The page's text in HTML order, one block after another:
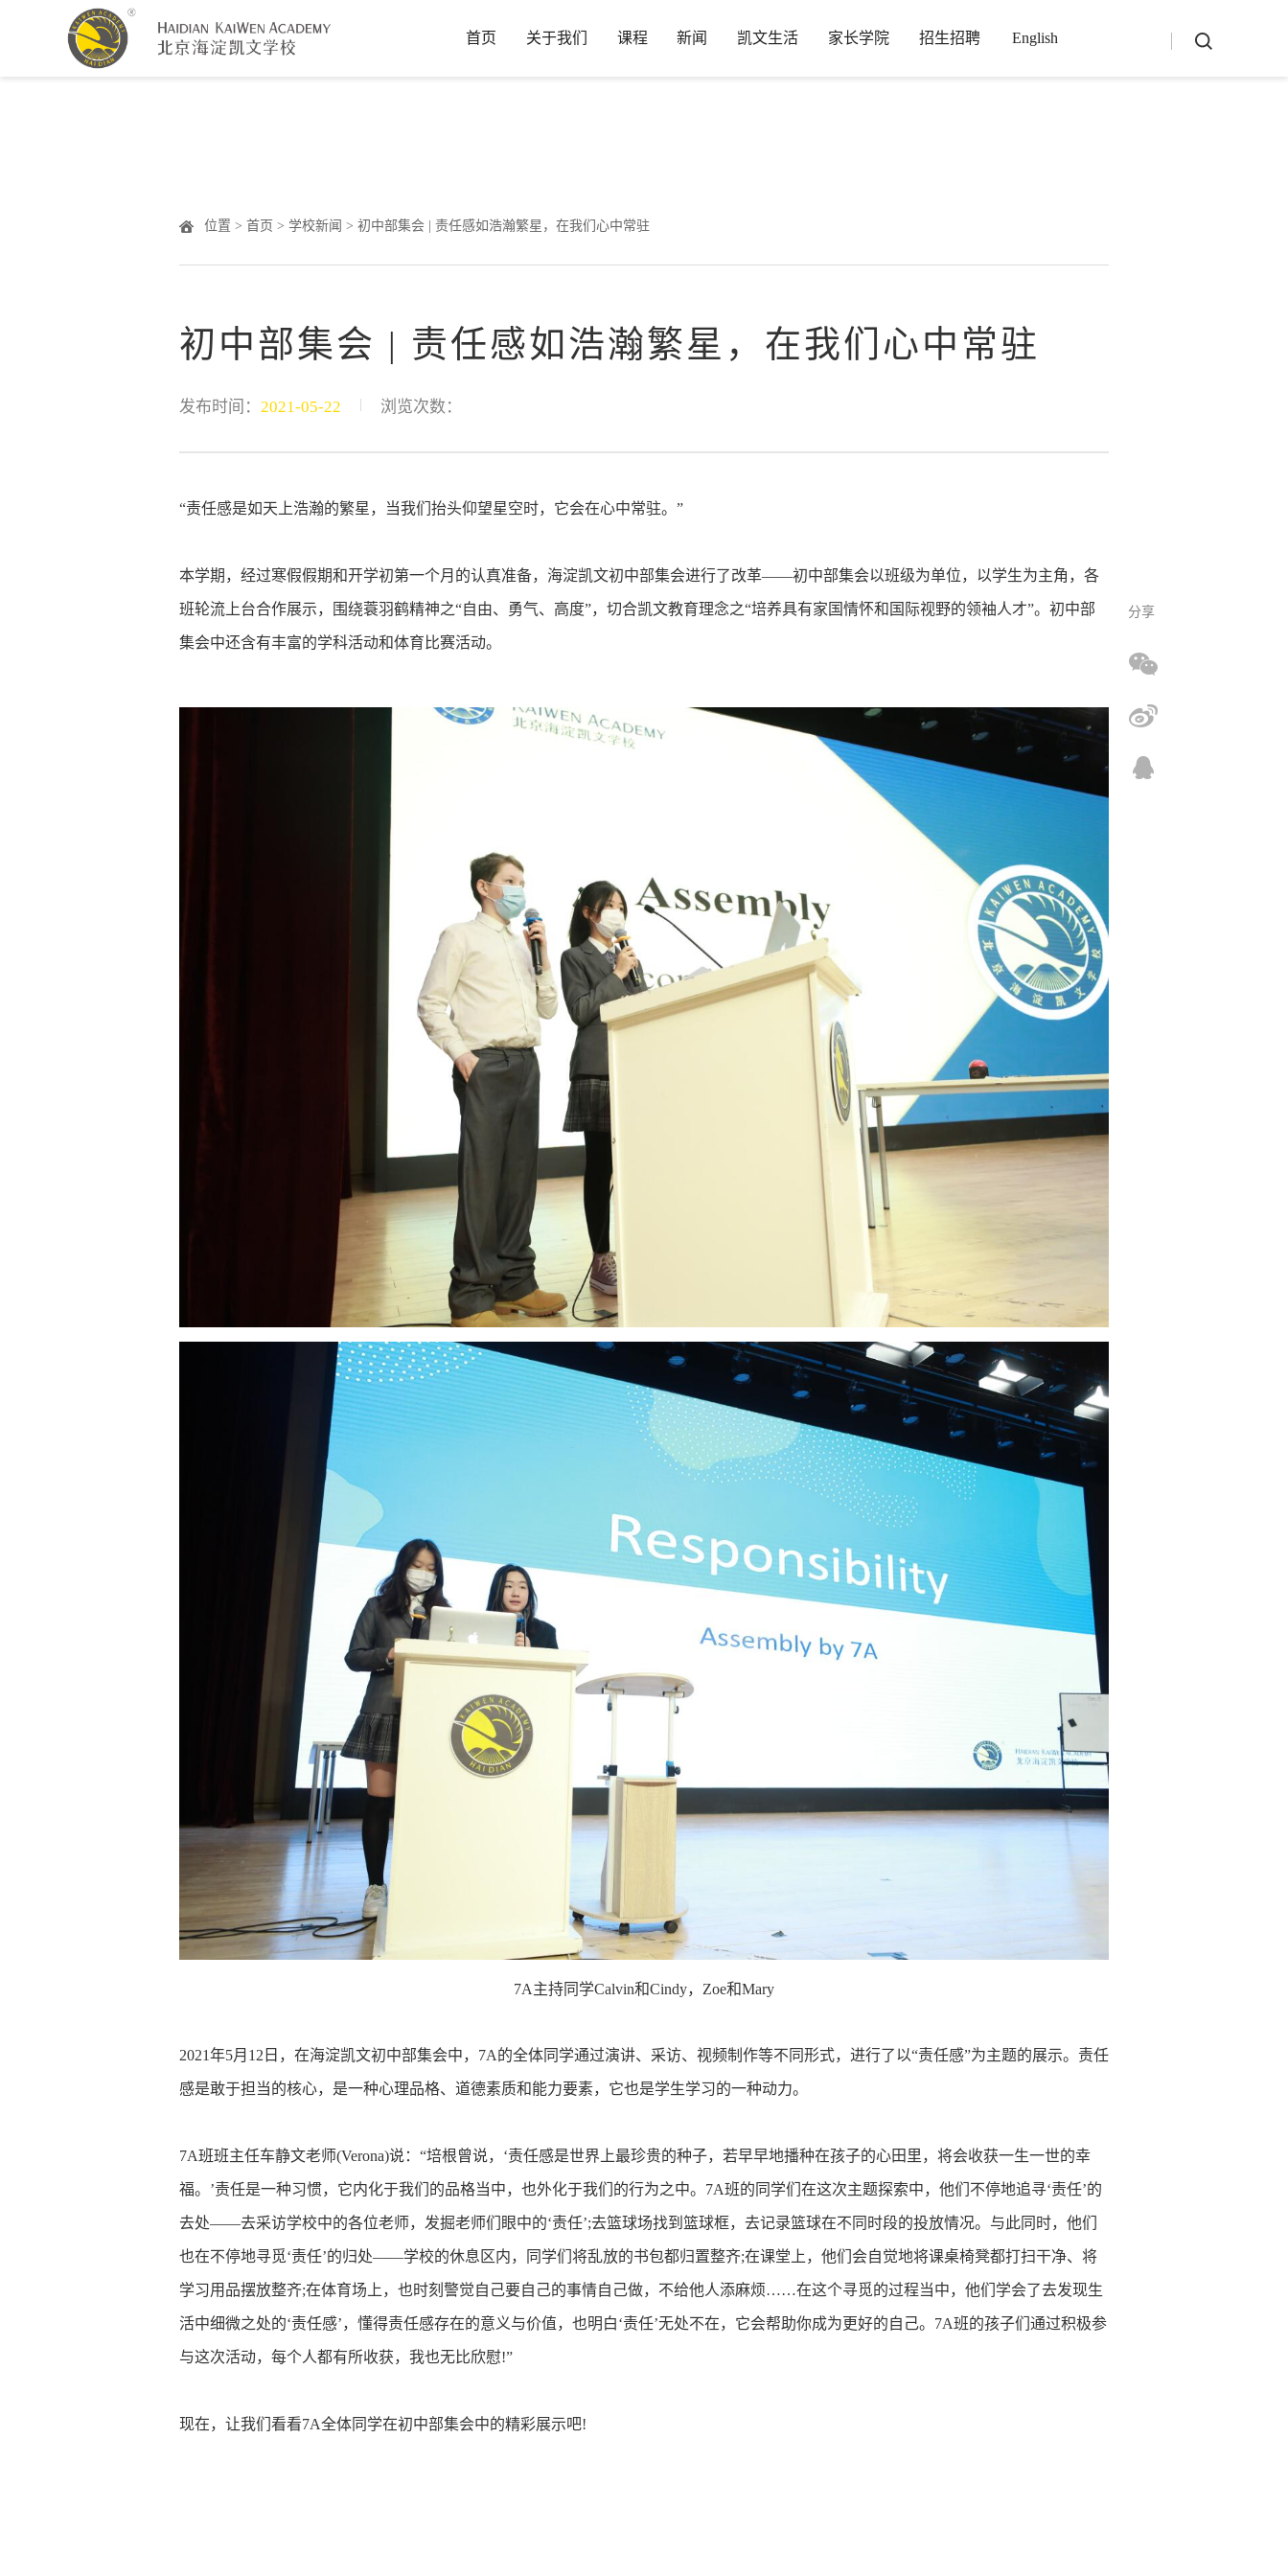
: Undefined array key "HTTP_ACCEPT_LANGUAGE" in /www/wwwroot/www.hdkwa.com/wp-content/plugins/wp-ueditor-1_4_3_3-utf8-php/main.phpon line
首页 关于我们 课程 新闻 凯文生活 家长学院 招生招聘 English
位置 > 首页 > 学校新闻 > 初中部集会 | 责任感如浩瀚繁星，在我们心中常驻
初中部集会 | 责任感如浩瀚繁星，在我们心中常驻
发布时间： 2021-05-22 浏览次数：
“责任感是如天上浩瀚的繁星，当我们抬头仰望星空时，它会在心中常驻。”
本学期，经过寒假假期和开学初第一个月的认真准备，海淀凯文初中部集会进行了改革——初中部集会以班级为单位，以学生为主角，各
班轮流上台合作展示，围绕蓑羽鹤精神之“自由、勇气、高度”，切合凯文教育理念之“培养具有家国情怀和国际视野的领袖人才”。初中部
集会中还含有丰富的学科活动和体育比赛活动。
7A主持同学Calvin和Cindy，Zoe和Mary
2021年5月12日，在海淀凯文初中部集会中，7A的全体同学通过演讲、采访、视频制作等不同形式，进行了以“责任感”为主题的展示。责任
感是敢于担当的核心，是一种心理品格、道德素质和能力要素，它也是学生学习的一种动力。
7A班班主任车静文老师(Verona)说：“培根曾说，‘责任感是世界上最珍贵的种子，若早早地播种在孩子的心田里，将会收获一生一世的幸
福。’责任是一种习惯，它内化于我们的品格当中，也外化于我们的行为之中。7A班的同学们在这次主题探索中，他们不停地追寻‘责任’的
去处——去采访学校中的各位老师，发掘老师们眼中的‘责任’;去篮球场找到篮球框，去记录篮球在不同时段的投放情况。与此同时，他们
也在不停地寻觅‘责任’的归处——学校的休息区内，同学们将乱放的书包都归置整齐;在课堂上，他们会自觉地将课桌椅凳都打扫干净、将
学习用品摆放整齐;在体育场上，也时刻警觉自己要自己的事情自己做，不给他人添麻烦……在这个寻觅的过程当中，他们学会了去发现生
活中细微之处的‘责任感’，懂得责任感存在的意义与价值，也明白‘责任’无处不在，它会帮助你成为更好的自己。7A班的孩子们通过积极参
与这次活动，每个人都有所收获，我也无比欣慰!”
现在，让我们看看7A全体同学在初中部集会中的精彩展示吧!
分享